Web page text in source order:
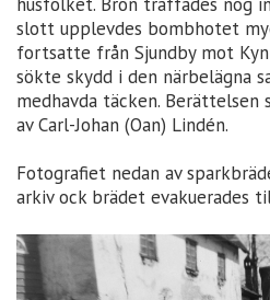
slott upplevdes bombhotet
fortsatte från Sjundby mot
sökte skydd i den närbelägna
medhavda täcken. Berättelsen
av Carl-Johan (Oan) Lindén.
Fotografiet nedan av
arkiv ock brädet evakuerades